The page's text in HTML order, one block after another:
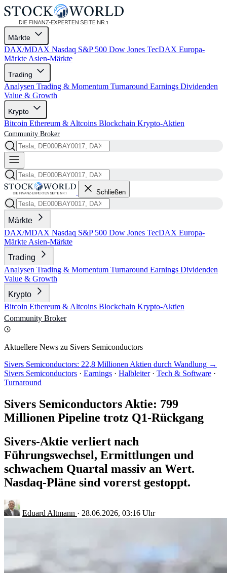
Märkte
DAX/MDAX Nasdaq S&P 500 Dow Jones TecDAX Europa-
Märkte Asien-Märkte
Trading
Analysen Trading & Momentum Turnaround Earnings Dividenden
Value & Growth
Krypto
Bitcoin Ethereum & Altcoins Blockchain Krypto-Aktien
Community Broker
Schließen
Märkte
DAX/MDAX Nasdaq S&P 500 Dow Jones TecDAX Europa-
Märkte Asien-Märkte
Trading
Analysen Trading & Momentum Turnaround Earnings Dividenden
Value & Growth
Krypto
Bitcoin Ethereum & Altcoins Blockchain Krypto-Aktien
Community Broker
Aktuellere News zu Sivers Semiconductors
Sivers Semiconductors: 22,8 Millionen Aktien durch Wandlung →
Sivers Semiconductors · Earnings · Halbleiter · Tech & Software ·
Turnaround
Sivers Semiconductors Aktie: 799
Millionen Pipeline trotz Q1-Rückgang
Sivers-Aktie verliert nach
Führungswechsel, Ermittlungen und
schwachem Quartal massiv an Wert.
Nasdaq-Pläne sind vorerst gestoppt.
Eduard Altmann · 28.06.2026, 03:16 Uhr